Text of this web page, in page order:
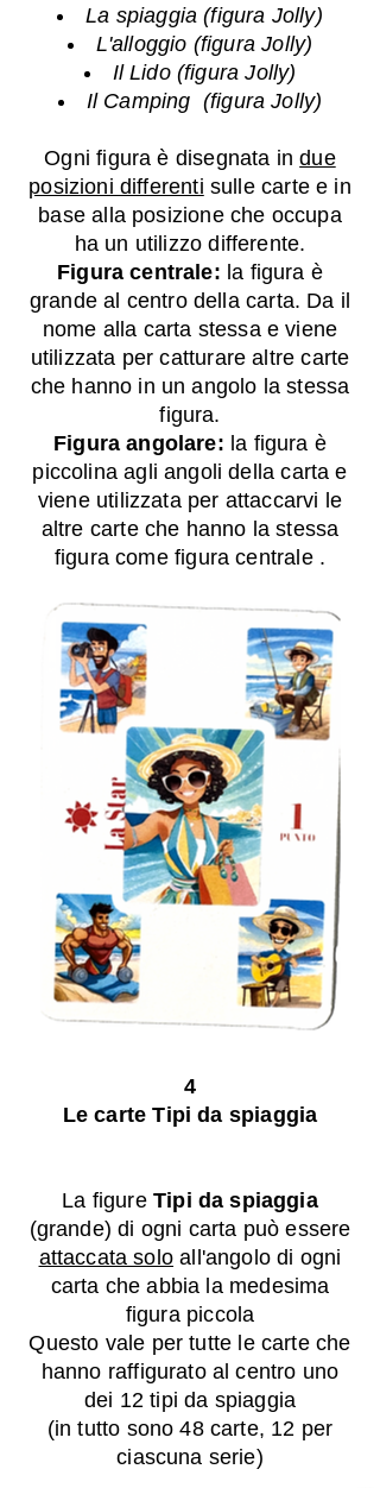
La spiaggia (figura Jolly)
L'alloggio (figura Jolly)
Il Lido (figura Jolly)
Il Camping (figura Jolly)
Ogni figura è disegnata indue
posizioni differenti sulle carte e in
base alla posizione che occupa
ha un utilizzo differente.
Figura centrale: la figura è
grande al centro della carta. Da il
nome alla carta stessa e viene
utilizzata per catturare altre carte
che hanno in un angolo la stessa
figura.
Figura angolare: la figura è
piccolina agli angoli della carta e
viene utilizzata per attaccarvi le
altre carte che hanno la stessa
figura come figura centrale .
4
Le carte Tipi da spiaggia
La figureTipi da spiaggia
(grande) di ogni carta può essere
attaccata solo all'angolo di ogni
carta che abbia la medesima
figura piccola
Questo vale per tutte le carte che
hanno raffigurato al centro uno
dei 12 tipi da spiaggia
(in tutto sono 48 carte, 12 per
ciascuna serie)